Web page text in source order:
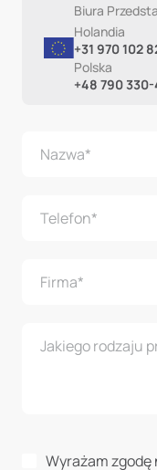
Wyrażam zgodę
Biura
Holandia
+31 970 102
Polska
+48 790